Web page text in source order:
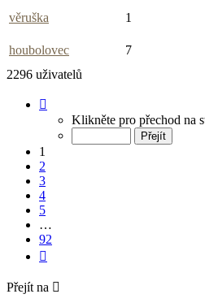
věruška
1
houbolovec
7
2296 uživatelů
Klikněte pro přechod na
1
2
3
4
5
…
92
Přejít na